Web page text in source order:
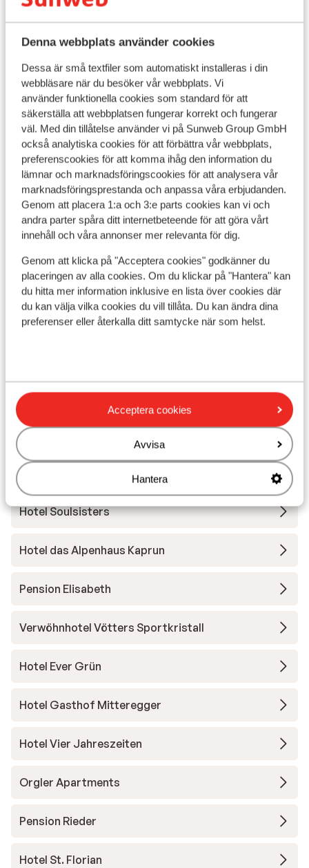
Denna webbplats använder cookies
Dessa är små textfiler som automatiskt installeras i din
webbläsare när du besöker vår webbplats. Vi
använder funktionella cookies som standard för att
säkerställa att webbplatsen fungerar korrekt och fungerar
väl. Med din tillåtelse använder vi på Sunweb Group GmbH
också analytiska cookies för att förbättra vår webbplats,
preferenscookies för att komma ihåg den information du
lämnar och marknadsföringscookies för att analysera vår
marknadsföringsprestanda och anpassa våra erbjudanden.
Genom att placera 1:a och 3:e parts cookies kan vi och
andra parter spåra ditt internetbeteende för att göra vårt
innehåll och våra annonser mer relevanta för dig.
Genom att klicka på "Acceptera cookies" godkänner du
placeringen av alla cookies. Om du klickar på "Hantera" kan
du hitta mer information inklusive en lista över cookies där
du kan välja vilka cookies du vill tillåta. Du kan ändra dina
preferenser eller återkalla ditt samtycke när som helst.
Acceptera cookies
Avvisa
Hantera
7.5 Bra
Hotel Victoriya
Kaprun Zell am See - Kaprun Österrike
Moderna och fina rum
Inomhuspool
Wellness
Sön 4 Apr. - Sön 11 Apr.
All inclusive 2person
pris per person från
10 184:-
Andra boenden i Kaprun
People’s Hotel
Hotel Soulsisters
Hotel das Alpenhaus Kaprun
Pension Elisabeth
Verwöhnhotel Vötters Sportkristall
Hotel Ever Grün
Hotel Gasthof Mitteregger
Hotel Vier Jahreszeiten
Orgler Apartments
Pension Rieder
Hotel St. Florian